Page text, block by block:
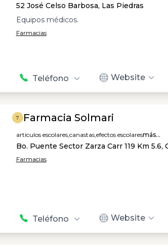
52 José Celso Barbosa, Las Piedras
Equipos médicos.
Farmacias
Teléfono Website
7 Farmacia Solmari
artículos escolares,canastas,efectos escolaresmás...
Bo. Puente Sector Zarza Carr 119 Km 5.6,
Farmacias
Teléfono Website